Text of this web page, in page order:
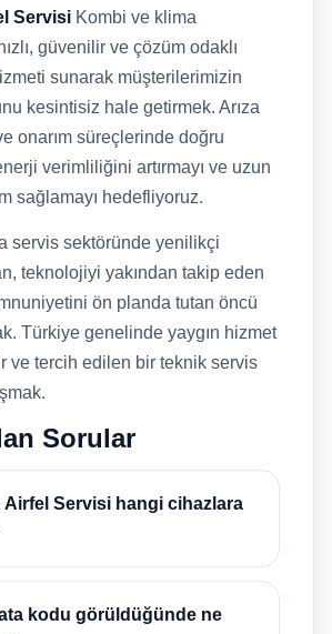
Servisi Kombi ve klima
güvenilir ve çözüm odaklı
sunarak müşterilerimizin
kesintisiz hale getirmek. Arıza
onarım süreçlerinde doğru
verimliliğini artırmayı ve uzun
sağlamayı hedefliyoruz.
servis sektöründe yenilikçi
teknolojiyi yakından takip eden
ön planda tutan öncü
Türkiye genelinde yaygın hizmet
ve tercih edilen bir teknik servis
Sorular
Airfel Servisi hangi cihazlara
kodu görüldüğünde ne